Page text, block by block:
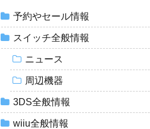
予約やセール情報
スイッチ全般情報
ニュース
周辺機器
3DS全般情報
wiiu全般情報